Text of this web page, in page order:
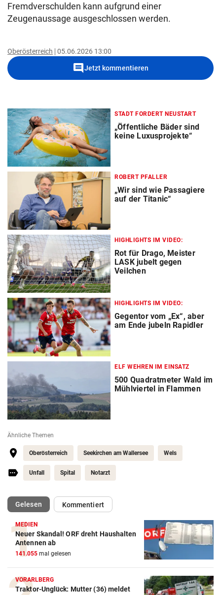
Fremdverschulden kann aufgrund einer
Zeugenaussage ausgeschlossen werden.
Oberösterreich 05.06.2026 13:00
commentJetzt kommentieren
STADT FORDERT NEUSTART
„Öffentliche Bäder sind
keine Luxusprojekte“
ROBERT PFALLER
„Wir sind wie Passagiere
auf der Titanic“
HIGHLIGHTS IM VIDEO:
Rot für Drago, Meister
LASK jubelt gegen
Veilchen
HIGHLIGHTS IM VIDEO:
Gegentor vom „Ex“, aber
am Ende jubeln Rapidler
ELF WEHREN IM EINSATZ
500 Quadratmeter Wald im
Mühlviertel in Flammen
Ähnliche Themen
Oberösterreich Seekirchen am Wallersee Wels
Unfall Spital Notarzt
Gelesen(ausgewählt)Kommentiert
MEDIEN
Neuer Skandal! ORF dreht Haushalten
Antennen ab
141.055 mal gelesen
VORARLBERG
Traktor-Unglück: Mutter (36) meldet